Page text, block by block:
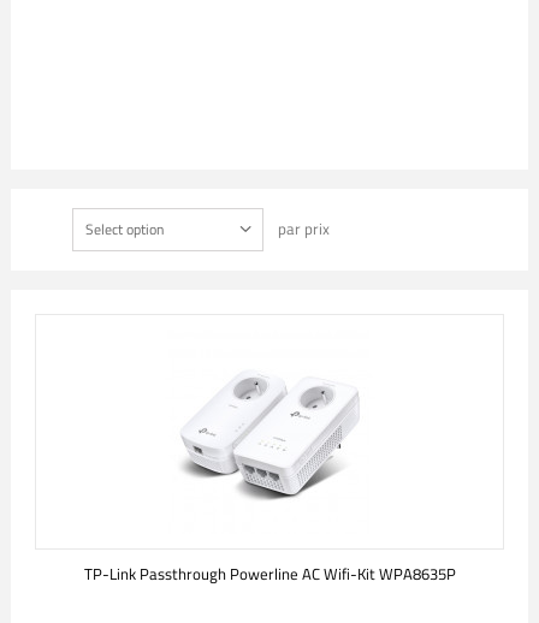
Select option par prix
TP-Link Passthrough Powerline AC Wifi-Kit WPA8635P